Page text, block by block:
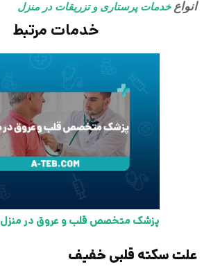
انواعخدمات پرستاری و تزریقات در منزل
خدمات مرتبط
پزشک متخصص قلب و عروق در منزل
علت سکته قلبی خفیف